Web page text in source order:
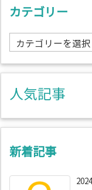
カテゴリー
カ
テ
ゴ
ー
人気記事
新着記事